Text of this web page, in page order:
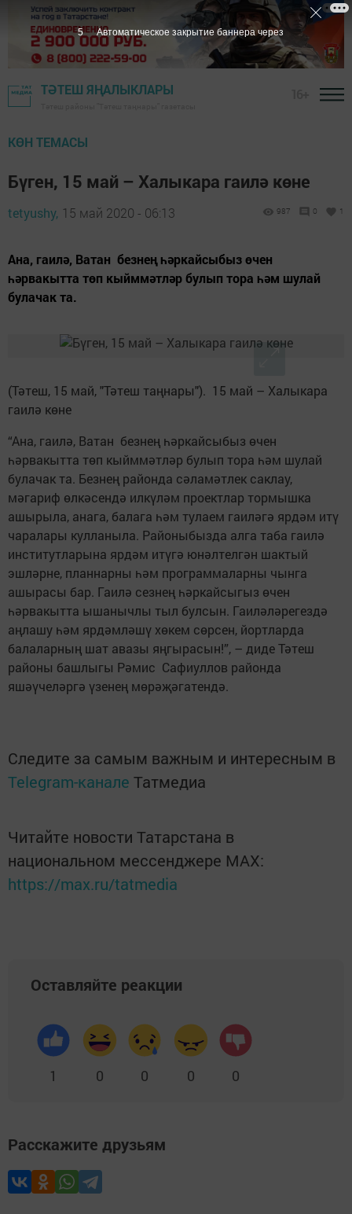
ТӘТЕШ ЯҢАЛЫКЛАРЫ
КӨН ТЕМАСЫ
Бүген, 15 май – Халыкара гаилә көне
tetyushy, 15 май 2020 - 06:13 987 0 1
Ана, гаилә, Ватан без­нең һәркайсыбыз өчен
һәрвакытта төп кыйм­мәтләр булып тора һәм шулай
булачак та.
(Тәтеш, 15 май, "Тәтеш таңнары"). 15 май – Халыкара
гаилә көне
“Ана, гаилә, Ватан без­нең һәркайсыбыз өчен
һәрвакытта төп кыйм­мәтләр булып тора һәм шулай
булачак та. Безнең районда сәламәтлек сак­лау,
мәгариф өлкәсендә илкүләм проектлар тормышка
ашырыла, анага, балага һәм тулаем гаиләгә ярдәм итү
чаралары кулланыла. Районыбызда алга таба гаилә
институтларына ярдәм итүгә юнәлтелгән шактый
эшләрне, планнарны һәм программаларны чынга
ашырасы бар. Гаилә сезнең һәркайсыгыз өчен
һәрвакытта ышанычлы тыл булсын. Гаиләләрегездә
аңлашу һәм ярдәмләшү хөкем сөрсен, йортларда
балаларның шат авазы яңгырасын!”, – диде Тәтеш
районы башлыгы Рәмис Сафиуллов районда
яшәүчеләргә үзенең мөрәҗәгатендә.
Следите за самым важным и интересным в
Telegram-канале Татмедиа
Читайте новости Татарстана в
национальном мессенджере MАХ:
https://max.ru/tatmedia
Оставляйте реакции
1 0 0 0 0
Расскажите друзьям
5 Автоматическое закрытие баннера через